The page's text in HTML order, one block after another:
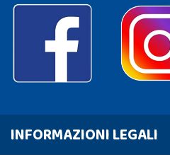
INFORMAZIONI LEGALI